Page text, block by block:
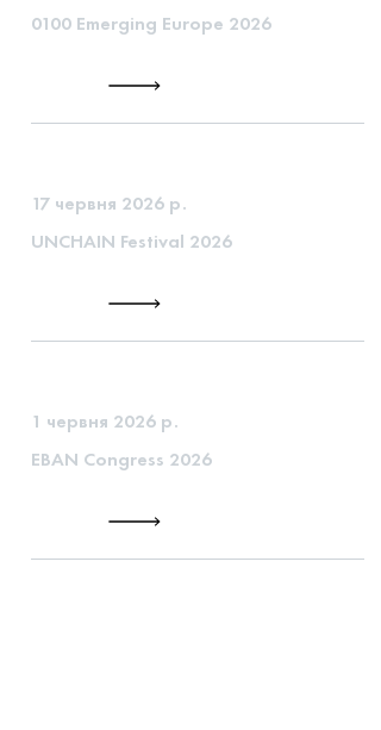
0100 Emerging Europe 2026
17 червня 2026 р.
UNCHAIN Festival 2026
1 червня 2026 р.
EBAN Congress 2026